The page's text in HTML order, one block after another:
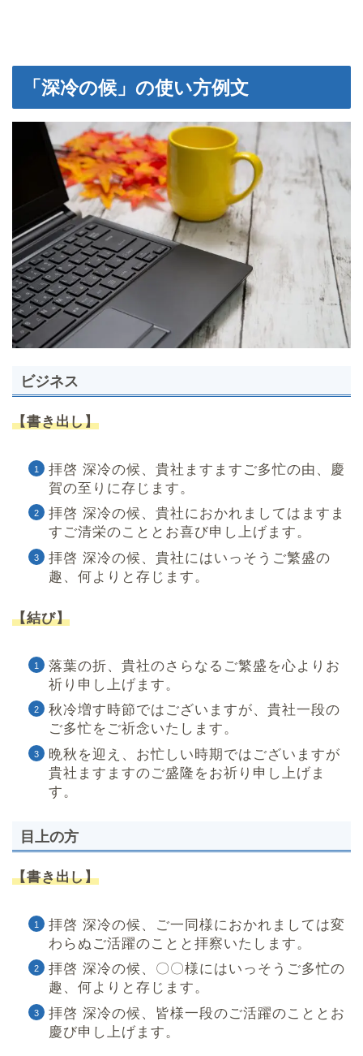
「深冷の候」の使い方例文
ビジネス
【書き出し】
拝啓 深冷の候、貴社ますますご多忙の由、慶
賀の至りに存じます。
拝啓 深冷の候、貴社におかれましてはますま
すご清栄のこととお喜び申し上げます。
拝啓 深冷の候、貴社にはいっそうご繁盛の
趣、何よりと存じます。
【結び】
落葉の折、貴社のさらなるご繁盛を心よりお
祈り申し上げます。
秋冷増す時節ではございますが、貴社一段の
ご多忙をご祈念いたします。
晩秋を迎え、お忙しい時期ではございますが
貴社ますますのご盛隆をお祈り申し上げま
す。
目上の方
【書き出し】
拝啓 深冷の候、ご一同様におかれましては変
わらぬご活躍のことと拝察いたします。
拝啓 深冷の候、〇〇様にはいっそうご多忙の
趣、何よりと存じます。
拝啓 深冷の候、皆様一段のご活躍のこととお
慶び申し上げます。